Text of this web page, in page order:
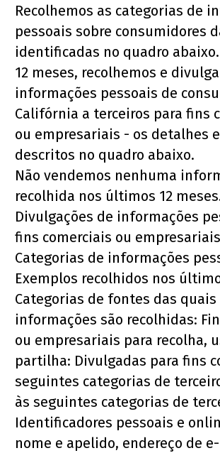
Recolhemos as categorias de
pessoais sobre consumidores
identificadas no quadro
12 meses, recolhemos e
informações pessoais de
Califórnia a terceiros para fins
ou empresariais - os detalhes
descritos no quadro abaixo.
Não vendemos nenhuma
recolhida nos últimos 12
Divulgações de informações
fins comerciais ou empresariais
Categorias de informações
Exemplos recolhidos nos
Categorias de fontes das quais
informações são recolhidas:
ou empresariais para recolha,
partilha: Divulgadas para fins
seguintes categorias de
às seguintes categorias de
Identificadores pessoais e
nome e apelido, endereço de